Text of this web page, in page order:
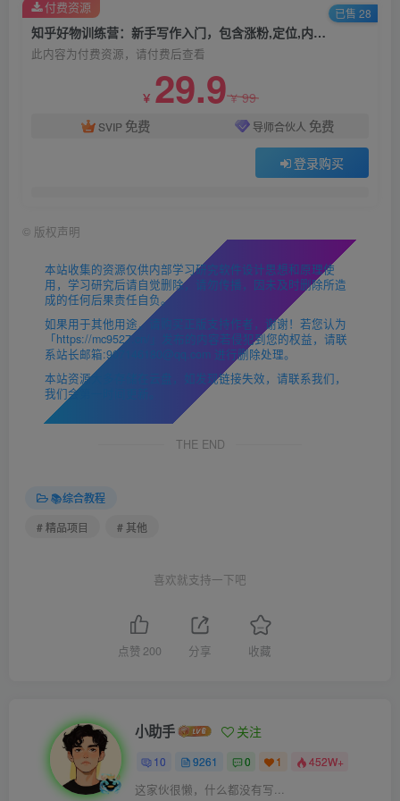
知乎好物训练营：新手写作入门，包含涨粉,定位,内容撰写,快速变现等技巧
此内容为付费资源，请付费后查看
￥ 29.9￥99
SVIP 免费 导师合伙人 免费
登录购买
付费资源 已售 28
© 版权声明
本站收集的资源仅供内部学习研究软件设计思想和原理使
用，学习研究后请自觉删除，请勿传播，因未及时删除所造
成的任何后果责任自负。
如果用于其他用途，请购买正版支持作者，谢谢！若您认为
「https://mc9527.cn/」发布的内容若侵犯到您的权益，请联
系站长邮箱:907146180@qq.com 进行删除处理。
本站资源大多存储在云盘，如发现链接失效，请联系我们，
我们会第一时间更新。
THE END
📚综合教程
# 精品项目
# 其他
喜欢就支持一下吧
点赞 200 分享 收藏
小助手 关注
10 9261 0 1 452W+
这家伙很懒，什么都没有写...